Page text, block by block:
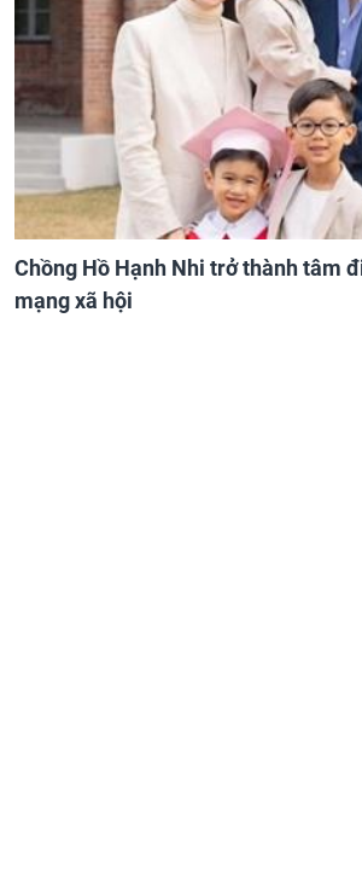
Chồng Hồ Hạnh Nhi trở thành tâm
mạng xã hội